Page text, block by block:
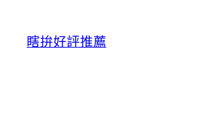
瞎拚好評推薦